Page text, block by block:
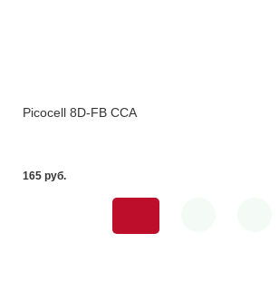
Picocell 8D-FB CCA
165 pуб.